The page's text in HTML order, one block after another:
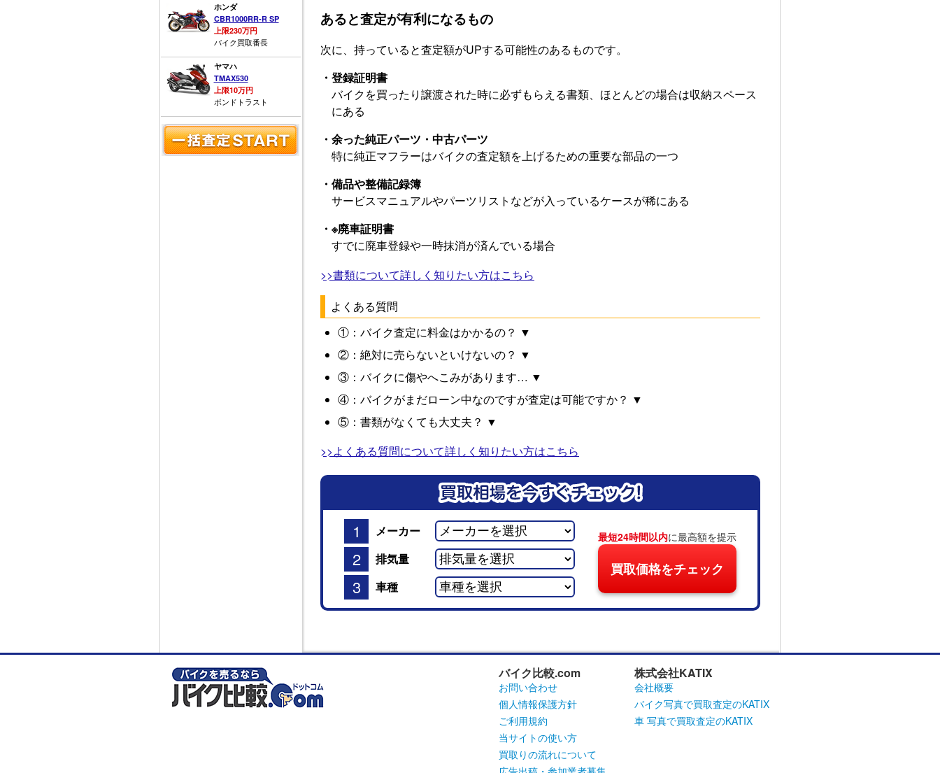
あると査定が有利になるもの
次に、持っていると査定額がUPする可能性のあるものです。
・登録証明書
バイクを買ったり譲渡された時に必ずもらえる書類、ほとんどの場合は収納スペース
にある
・余った純正パーツ・中古パーツ
特に純正マフラーはバイクの査定額を上げるための重要な部品の一つ
・備品や整備記録簿
サービスマニュアルやパーツリストなどが入っているケースが稀にある
・※廃車証明書
すでに廃車登録や一時抹消が済んでいる場合
>>書類について詳しく知りたい方はこちら
よくある質問
①：バイク査定に料金はかかるの？ ▼
②：絶対に売らないといけないの？ ▼
③：バイクに傷やへこみがあります… ▼
④：バイクがまだローン中なのですが査定は可能ですか？ ▼
⑤：書類がなくても大丈夫？ ▼
>>よくある質問について詳しく知りたい方はこちら
1 メーカー
2 排気量
3 車種
最短24時間以内に最高額を提示
買取価格をチェック
ホンダ
CBR1000RR-R SP
上限230万円
バイク買取番長
ヤマハ
TMAX530
上限10万円
ボンドトラスト
バイク比較.com
お問い合わせ
個人情報保護方針
ご利用規約
当サイトの使い方
買取りの流れについて
株式会社KATIX
会社概要
バイク写真で買取査定のKATIX
車 写真で買取査定のKATIX